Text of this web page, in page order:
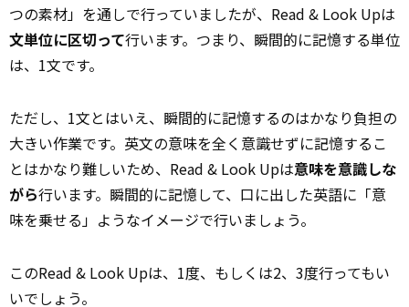
つの素材」を通しで行っていましたが、Read & Look Upは
文単位に区切って行います。つまり、瞬間的に記憶する単位
は、1文です。
ただし、1文とはいえ、瞬間的に記憶するのはかなり負担の
大きい作業です。英文の意味を全く意識せずに記憶するこ
とはかなり難しいため、Read & Look Upは意味を意識しな
がら行います。瞬間的に記憶して、口に出した英語に「意
味を乗せる」ようなイメージで行いましょう。
このRead & Look Upは、1度、もしくは2、3度行ってもい
いでしょう。